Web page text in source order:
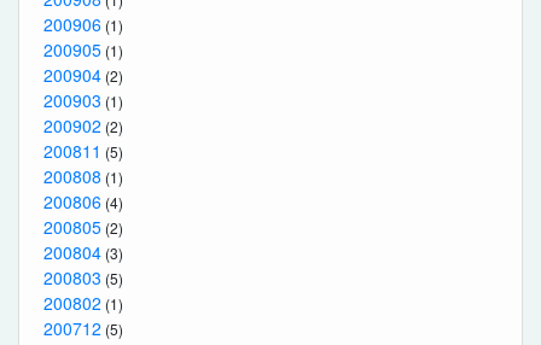
200906 (1)
200905 (1)
200904 (2)
200903 (1)
200902 (2)
200811 (5)
200808 (1)
200806 (4)
200805 (2)
200804 (3)
200803 (5)
200802 (1)
200712 (5)